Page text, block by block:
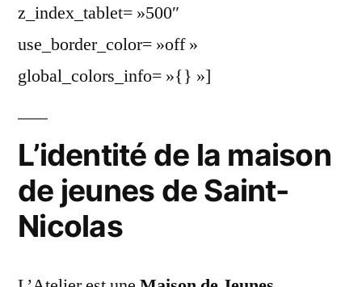
z_index_tablet= »500″
use_border_color= »off »
global_colors_info= »{} »]
L’identité de la maison
de jeunes de Saint-
Nicolas